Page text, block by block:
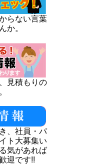
らない言葉
か。
見積もりの
、社員・パ
ト大募集い
気があれば
迎です!!